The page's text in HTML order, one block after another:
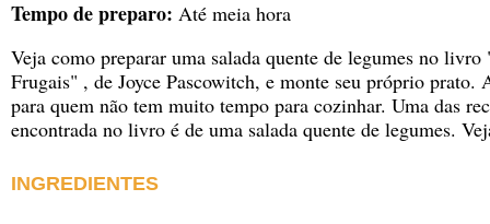
Tempo de preparo: Até meia hora
Veja como preparar uma salada quente de legumes no livro
Frugais" , de Joyce Pascowitch, e monte seu próprio prato.
para quem não tem muito tempo para cozinhar. Uma das
encontrada no livro é de uma salada quente de legumes.
INGREDIENTES